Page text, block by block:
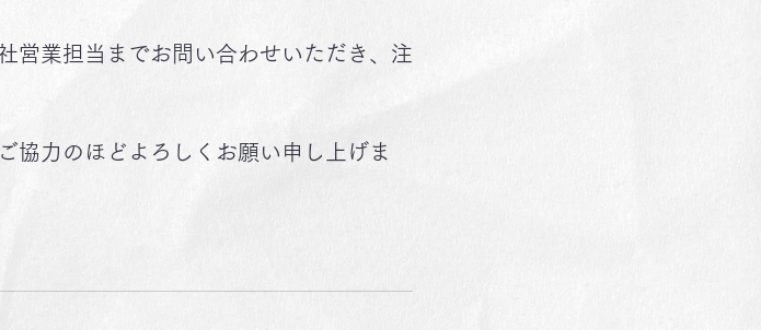
営業担当までお問い合わせいただき、注
協力のほどよろしくお願い申し上げま